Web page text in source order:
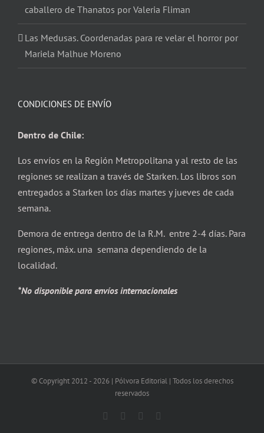
caballero de Thanatos por Valeria Fliman
Las Medusas. Coordenadas para re velar el horror por
Mariela Malhue Moreno
CONDICIONES DE ENVÍO
Dentro de Chile:
Los envíos en la Región Metropolitana y al resto de las
regiones se realizan a través de Starken. Los libros son
entregados a Starken los días martes y jueves de cada
semana.
Demora de entrega dentro de la R.M. entre 2-4 días. Para
regiones, máx. una semana dependiendo de la
localidad.
*No disponible para envíos internacionales
© Copyright 2012 - 2026 | Pólvora Editorial | Todos los derechos
reservados
Facebook Instagram